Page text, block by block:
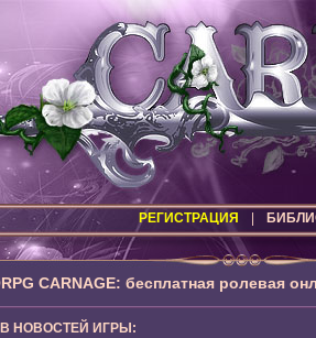
РЕГИСТРАЦИЯ
CARNAGE: бесплатная ролевая
НОВОСТЕЙ ИГРЫ: